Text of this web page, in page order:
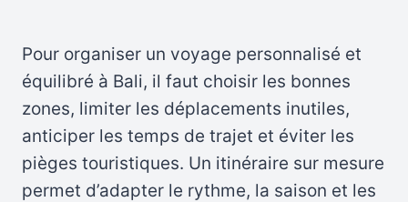
Pour organiser un voyage personnalisé et
équilibré à Bali, il faut choisir les bonnes
zones, limiter les déplacements inutiles,
anticiper les temps de trajet et éviter les
pièges touristiques. Un itinéraire sur mesure
permet d’adapter le rythme, la saison et les